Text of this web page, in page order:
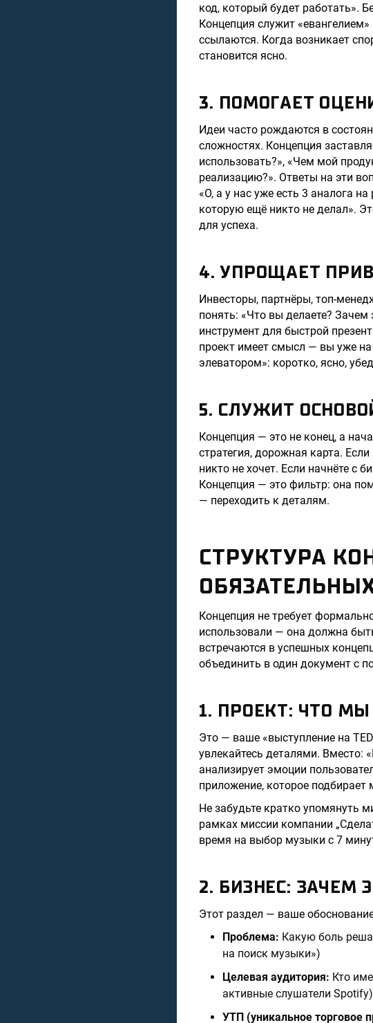
код, который будет работать».
Концепция служит
ссылаются. Когда возникает
становится ясно.
3. ПОМОГАЕТ
Идеи часто рождаются в
сложностях. Концепция
использовать?», «Чем мой
реализацию?». Ответы на эти
«О, а у нас уже есть 3 аналога
которую ещё никто не делал».
для успеха.
4. УПРОЩАЕТ
Инвесторы, партнёры, топ-
понять: «Что вы делаете?
инструмент для быстрой
проект имеет смысл — вы уже
элеватором»: коротко, ясно,
5. СЛУЖИТ
Концепция — это не конец, а
стратегия, дорожная карта.
никто не хочет. Если начнёте с
Концепция — это фильтр: она
— переходить к деталям.
СТРУКТУРА
Концепция не требует
использовали — она должна
встречаются в успешных
объединить в один документ с
1. ПРОЕКТ: ЧТО
Это — ваше «выступление на
увлекайтесь деталями.
анализирует эмоции
приложение, которое
Не забудьте кратко упомянуть
рамках миссии компании
время на выбор музыки с 7
2. БИЗНЕС: ЗАЧЕМ
Этот раздел — ваше
Проблема: Какую боль
на поиск музыки»)
Целевая аудитория: Кто
активные слушатели Spotify)
УТП (уникальное торговое